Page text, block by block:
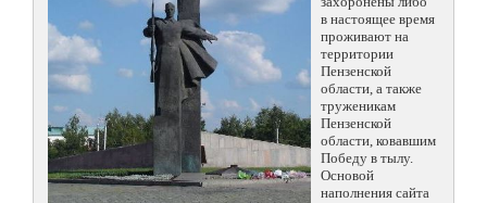
в настоящее время
проживают на
территории
Пензенской
области, а также
труженикам
Пензенской
области, ковавшим
Победу в тылу.
Основой
наполнения сайта